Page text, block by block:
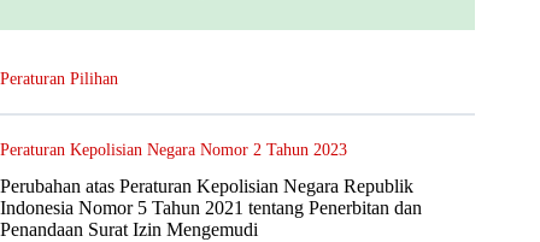
Peraturan Pilihan
Peraturan Kepolisian Negara Nomor 2 Tahun 2023
Perubahan atas Peraturan Kepolisian Negara Republik
Indonesia Nomor 5 Tahun 2021 tentang Penerbitan dan
Penandaan Surat Izin Mengemudi